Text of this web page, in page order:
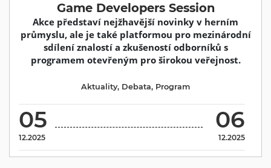
Game Developers Session
Akce představí nejžhavější novinky v herním
průmyslu, ale je také platformou pro mezinárodní
sdílení znalostí a zkušeností odborníků s
programem otevřeným pro širokou veřejnost.
05
12.2025
06
12.2025
Aktuality, Debata, Program